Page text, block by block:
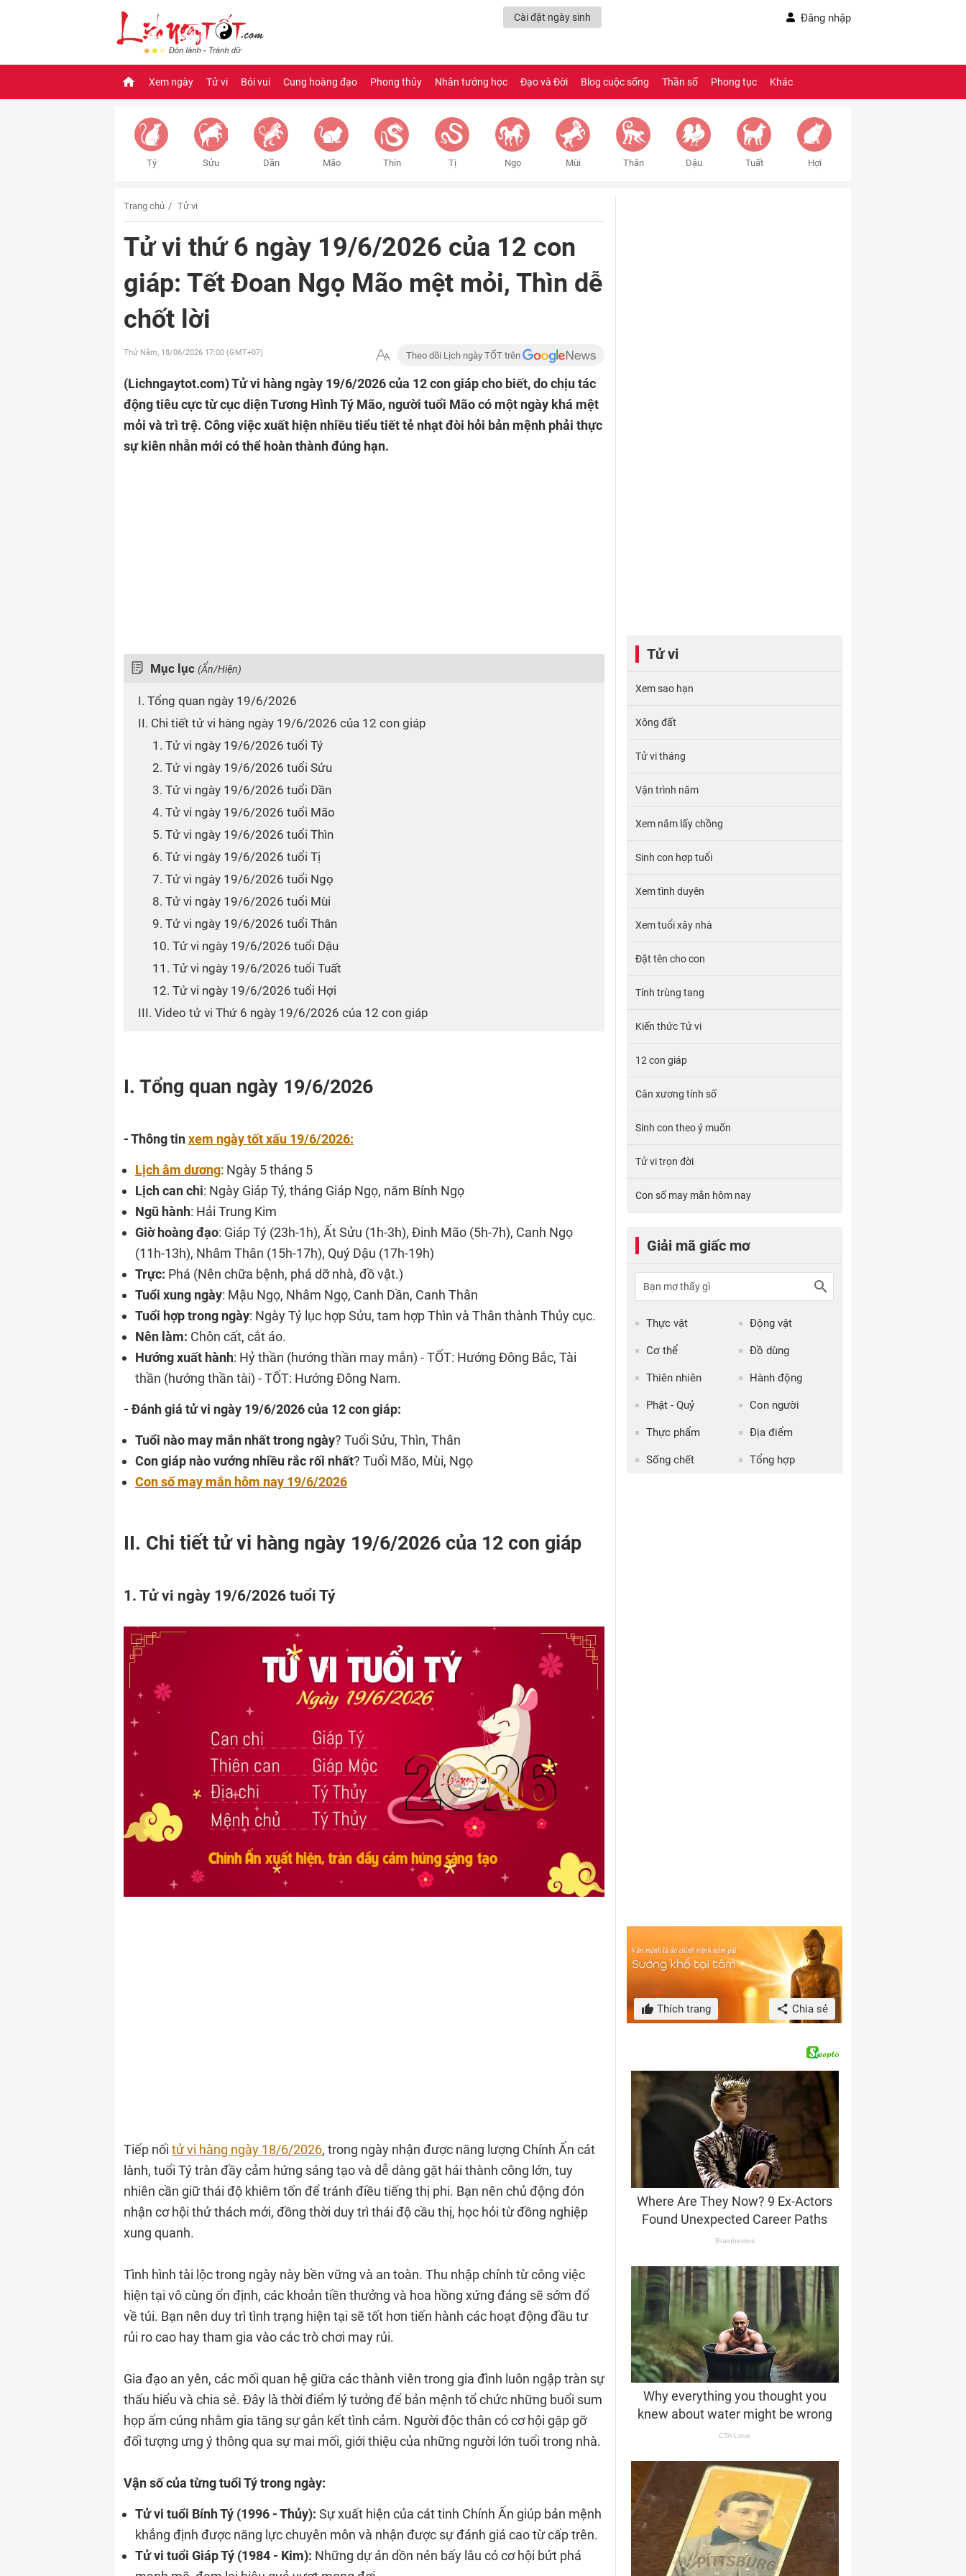
Cài đặt ngày sinh Đăng nhập
Xem ngày Tử vi Bói vui Cung hoàng đạo Phong thủy Nhân tướng học Đạo và Đời Blog cuộc sống Thần số Phong tục Khác
Tý Sửu Dần Mão Thìn Tị Ngọ Mùi Thân Dậu Tuất Hợi
Trang chủ Tử vi
Tử vi thứ 6 ngày 19/6/2026 của 12 con
giáp: Tết Đoan Ngọ Mão mệt mỏi, Thìn dễ
chốt lời
Thứ Năm, 18/06/2026 17:00 (GMT+07) Theo dõi Lịch ngày TỐT trên
(Lichngaytot.com)Tử vi hàng ngày 19/6/2026 của 12 con giáp cho biết, do chịu tác
động tiêu cực từ cục diện Tương Hình Tý Mão, người tuổi Mão có một ngày khá mệt
mỏi và trì trệ. Công việc xuất hiện nhiều tiểu tiết tẻ nhạt đòi hỏi bản mệnh phải thực
sự kiên nhẫn mới có thể hoàn thành đúng hạn.
Mục lục (Ẩn/Hiện)
I. Tổng quan ngày 19/6/2026
II. Chi tiết tử vi hàng ngày 19/6/2026 của 12 con giáp
1. Tử vi ngày 19/6/2026 tuổi Tý
2. Tử vi ngày 19/6/2026 tuổi Sửu
3. Tử vi ngày 19/6/2026 tuổi Dần
4. Tử vi ngày 19/6/2026 tuổi Mão
5. Tử vi ngày 19/6/2026 tuổi Thìn
6. Tử vi ngày 19/6/2026 tuổi Tị
7. Tử vi ngày 19/6/2026 tuổi Ngọ
8. Tử vi ngày 19/6/2026 tuổi Mùi
9. Tử vi ngày 19/6/2026 tuổi Thân
10. Tử vi ngày 19/6/2026 tuổi Dậu
11. Tử vi ngày 19/6/2026 tuổi Tuất
12. Tử vi ngày 19/6/2026 tuổi Hợi
III. Video tử vi Thứ 6 ngày 19/6/2026 của 12 con giáp
I. Tổng quan ngày 19/6/2026
- Thông tinxem ngày tốt xấu 19/6/2026:
Lịch âm dương: Ngày 5 tháng 5
Lịch can chi: Ngày Giáp Tý, tháng Giáp Ngọ, năm Bính Ngọ
Ngũ hành: Hải Trung Kim
Giờ hoàng đạo: Giáp Tý (23h-1h), Ất Sửu (1h-3h), Đinh Mão (5h-7h), Canh Ngọ
(11h-13h), Nhâm Thân (15h-17h), Quý Dậu (17h-19h)
Trực: Phá (Nên chữa bệnh, phá dỡ nhà, đồ vật.)
Tuổi xung ngày: Mậu Ngọ, Nhâm Ngọ, Canh Dần, Canh Thân
Tuổi hợp trong ngày: Ngày Tý lục hợp Sửu, tam hợp Thìn và Thân thành Thủy cục.
Nên làm: Chôn cất, cắt áo.
Hướng xuất hành: Hỷ thần (hướng thần may mắn) - TỐT: Hướng Đông Bắc, Tài
thần (hướng thần tài) - TỐT: Hướng Đông Nam.
- Đánh giá tử vi ngày 19/6/2026 của 12 con giáp:
Tuổi nào may mắn nhất trong ngày? Tuổi Sửu, Thìn, Thân
Con giáp nào vướng nhiều rắc rối nhất? Tuổi Mão, Mùi, Ngọ
Con số may mắn hôm nay 19/6/2026
II. Chi tiết tử vi hàng ngày 19/6/2026 của 12 con giáp
1. Tử vi ngày 19/6/2026 tuổi Tý
Tiếp nối tử vi hàng ngày 18/6/2026, trong ngày nhận được năng lượng Chính Ấn cát
lành, tuổi Tý tràn đầy cảm hứng sáng tạo và dễ dàng gặt hái thành công lớn, tuy
nhiên cần giữ thái độ khiêm tốn để tránh điều tiếng thị phi. Bạn nên chủ động đón
nhận cơ hội thử thách mới, đồng thời duy trì thái độ cầu thị, học hỏi từ đồng nghiệp
xung quanh.
Tình hình tài lộc trong ngày này bền vững và an toàn. Thu nhập chính từ công việc
hiện tại vô cùng ổn định, các khoản tiền thưởng và hoa hồng xứng đáng sẽ sớm đổ
về túi. Bạn nên duy trì tình trạng hiện tại sẽ tốt hơn tiến hành các hoạt động đầu tư
rủi ro cao hay tham gia vào các trò chơi may rủi.
Gia đạo an yên, các mối quan hệ giữa các thành viên trong gia đình luôn ngập tràn sự
thấu hiểu và chia sẻ. Đây là thời điểm lý tưởng để bản mệnh tổ chức những buổi sum
họp ấm cúng nhằm gia tăng sự gắn kết tình cảm. Người độc thân có cơ hội gặp gỡ
đối tượng ưng ý thông qua sự mai mối, giới thiệu của những người lớn tuổi trong nhà.
Vận số của từng tuổi Tý trong ngày:
Tử vi tuổi Bính Tý (1996 - Thủy): Sự xuất hiện của cát tinh Chính Ấn giúp bản mệnh
khẳng định được năng lực chuyên môn và nhận được sự đánh giá cao từ cấp trên.
Tử vi tuổi Giáp Tý (1984 - Kim): Những dự án dồn nén bấy lâu có cơ hội bứt phá
Tử vi
Xem sao hạn
Xông đất
Tử vi tháng
Vận trình năm
Xem năm lấy chồng
Sinh con hợp tuổi
Xem tình duyên
Xem tuổi xây nhà
Đặt tên cho con
Tính trùng tang
Kiến thức Tử vi
12 con giáp
Cân xương tính số
Sinh con theo ý muốn
Tử vi trọn đời
Con số may mắn hôm nay
Giải mã giấc mơ
Thực vật Động vật
Cơ thể Đồ dùng
Thiên nhiên Hành động
Phật - Quỷ Con người
Thực phẩm Địa điểm
Sống chết Tổng hợp
Thích trang Chia sẻ